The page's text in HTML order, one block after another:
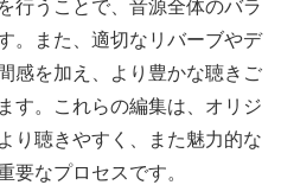
行うことで、音源全体のバラ
。また、適切なリバーブやデ
感を加え、より豊かな聴きご
す。これらの編集は、オリジ
り聴きやすく、また魅力的な
要なプロセスです。